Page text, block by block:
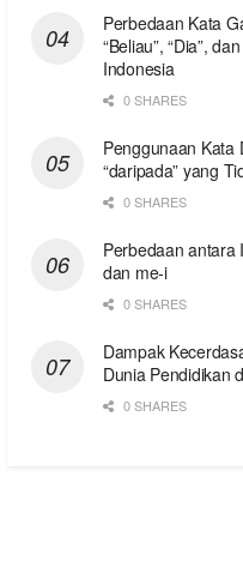
Perbedaan Kata
“Beliau”, “Dia”,
Indonesia
0 SHARES
Penggunaan Kata
“daripada” yang
0 SHARES
Perbedaan antara
dan me-i
0 SHARES
Dampak
Dunia Pendidikan
0 SHARES